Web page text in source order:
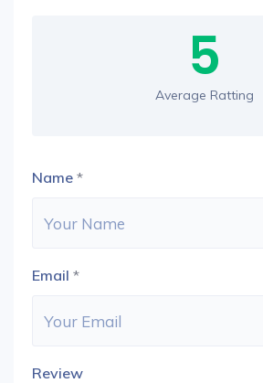
5
Average Ratting
Name *
Email *
Review